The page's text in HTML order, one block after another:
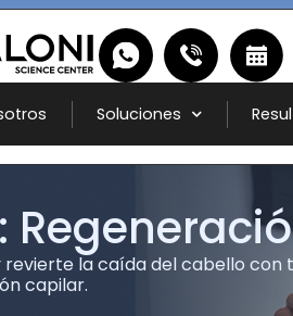
Soluciones
la caída del cabello con
capilar.